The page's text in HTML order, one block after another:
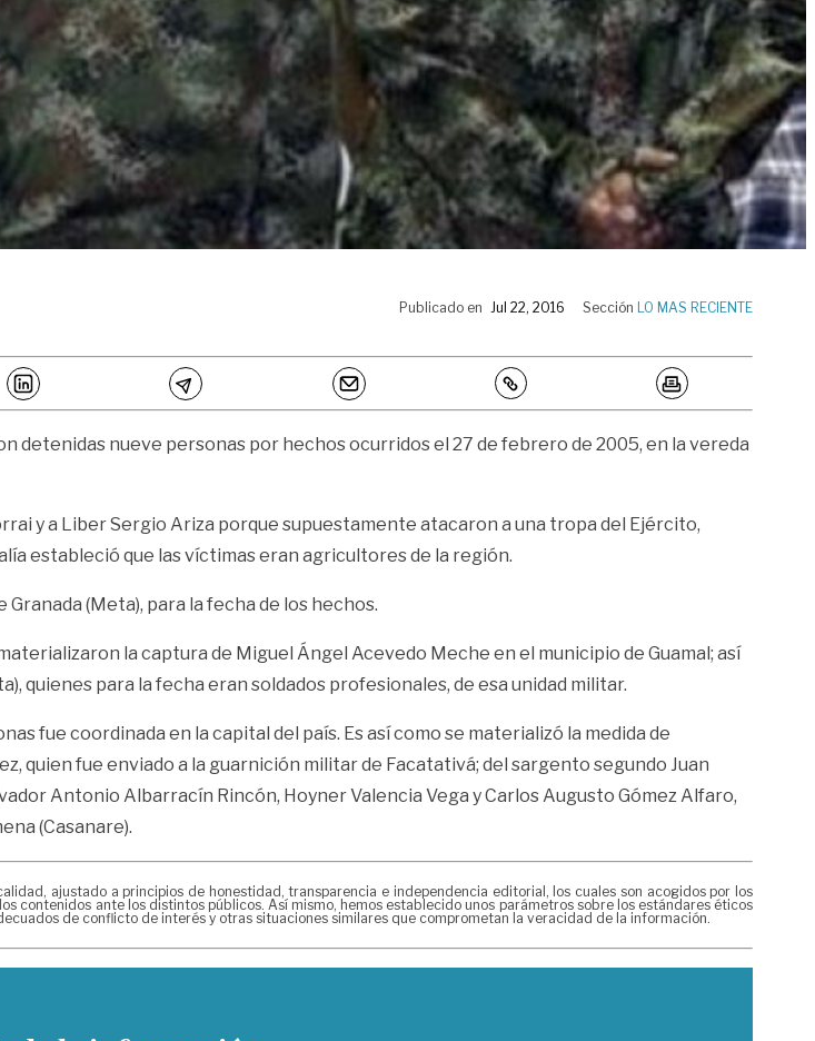
Publicado en Jul 22, 2016 Sección LO MAS RECIENTE
detenidas nueve personas por hechos ocurridos el 27 de febrero de 2005, en la vereda
y a Liber Sergio Ariza porque supuestamente atacaron a una tropa del Ejército,
estableció que las víctimas eran agricultores de la región.
(Meta), para la fecha de los hechos.
la captura de Miguel Ángel Acevedo Meche en el municipio de Guamal; así
quienes para la fecha eran soldados profesionales, de esa unidad militar.
fue coordinada en la capital del país. Es así como se materializó la medida de
fue enviado a la guarnición militar de Facatativá; del sargento segundo Juan
Antonio Albarracín Rincón, Hoyner Valencia Vega y Carlos Augusto Gómez Alfaro,
(Casanare).
ajustado a principios de honestidad, transparencia e independencia editorial, los cuales son acogidos por los
contenidos ante los distintos públicos. Así mismo, hemos establecido unos parámetros sobre los estándares éticos
de conflicto de interés y otras situaciones similares que comprometan la veracidad de la información.